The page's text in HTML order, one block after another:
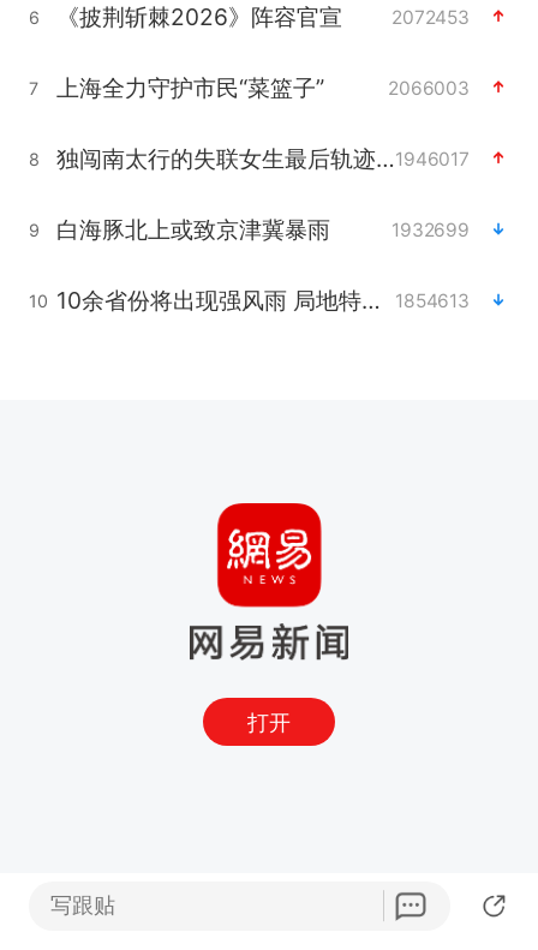
6 《披荆斩棘2026》阵容官宣 2072453
7 上海全力守护市民“菜篮子” 2066003
8 独闯南太行的失联女生最后轨迹已确认1946017
9 白海豚北上或致京津冀暴雨 1932699
10 10余省份将出现强风雨 局地特大暴雨 1854613
打开
写跟贴